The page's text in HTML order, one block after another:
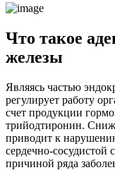
Что такое
железы
Являясь частью
регулирует работу
счет продукции
трийодтиронин.
приводит к
сердечно-сосудистой
причиной ряда